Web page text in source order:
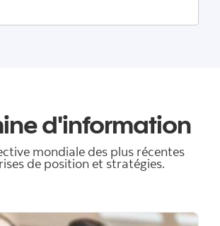
d'information
mondiale des plus récentes
de position et stratégies.